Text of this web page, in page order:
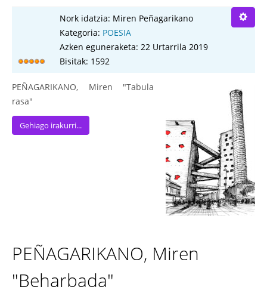
Nork idatzia: Miren Peñagarikano
Kategoria: POESIA
Azken eguneraketa: 22 Urtarrila 2019
Bisitak: 1592
PEÑAGARIKANO, Miren "Tabula
rasa"
Gehiago irakurri...
PEÑAGARIKANO, Miren
"Beharbada"